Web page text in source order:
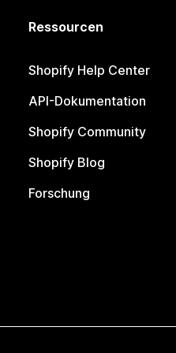
Ressourcen
Shopify Help Center
API-Dokumentation
Shopify Community
Shopify Blog
Forschung